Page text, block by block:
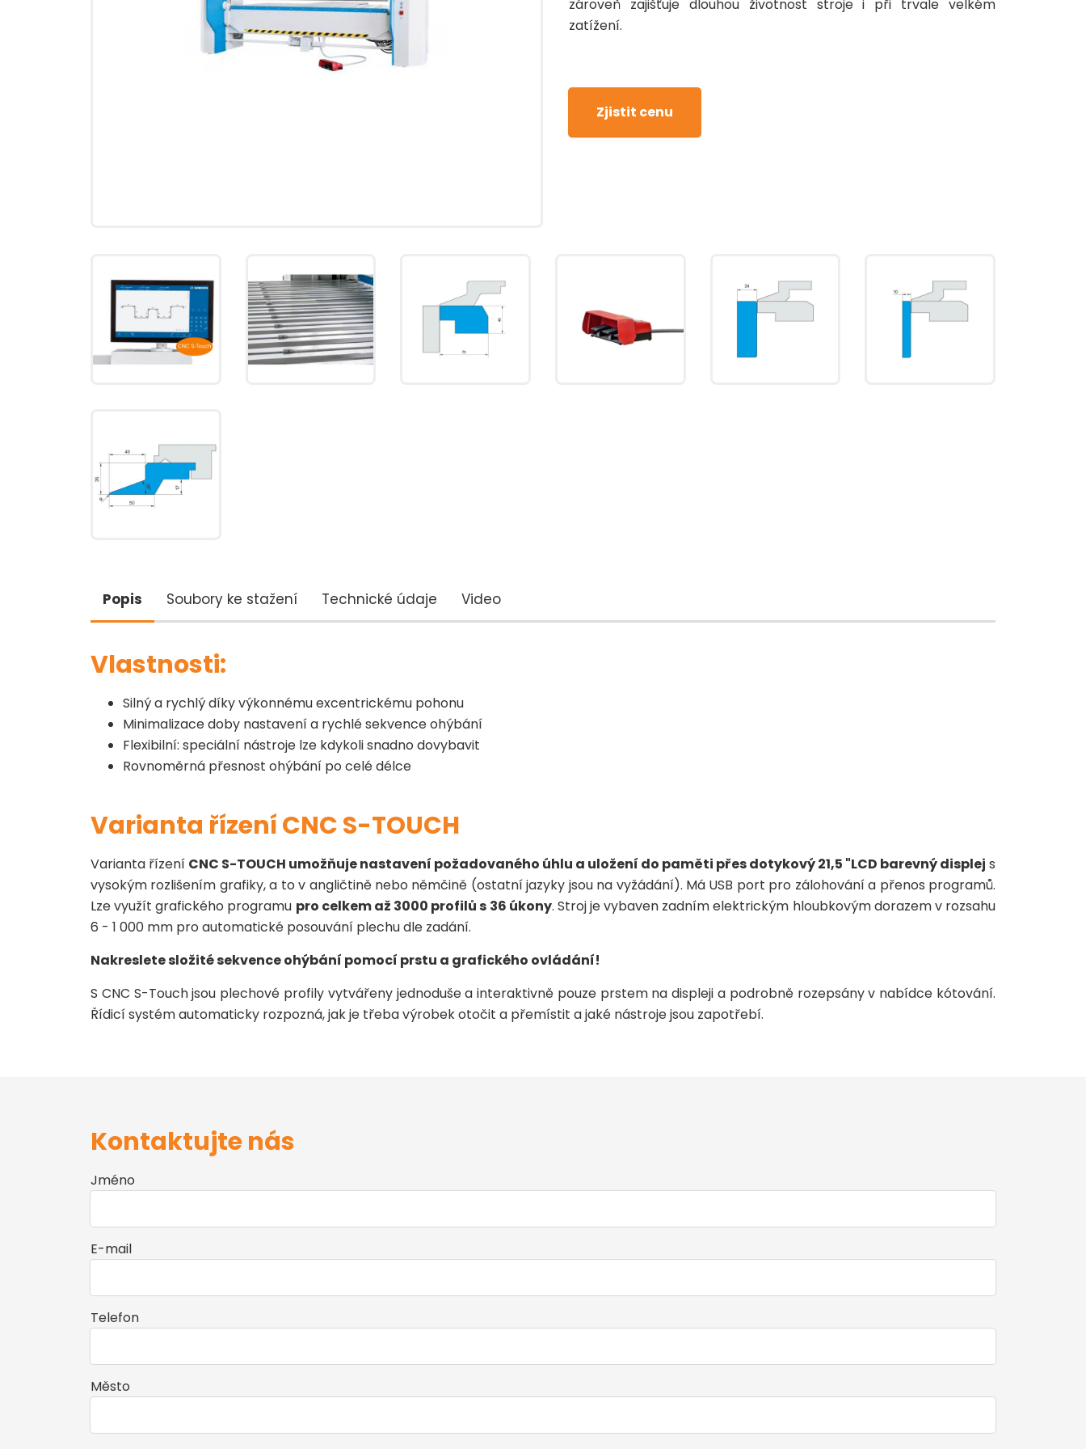
zároveň zajišťuje dlouhou životnost stroje i při trvale velkém
zatížení.
Zjistit cenu
Popis Soubory ke stažení Technické údaje Video
Vlastnosti:
Silný a rychlý díky výkonnému excentrickému pohonu
Minimalizace doby nastavení a rychlé sekvence ohýbání
Flexibilní: speciální nástroje lze kdykoli snadno dovybavit
Rovnoměrná přesnost ohýbání po celé délce
Varianta řízení CNC S-TOUCH
Varianta řízení CNC S-TOUCH umožňuje nastavení požadovaného úhlu a uložení do paměti přes dotykový 21,5 "LCD barevný displej s
vysokým rozlišením grafiky, a to v angličtině nebo němčině (ostatní jazyky jsou na vyžádání). Má USB port pro zálohování a přenos programů.
Lze využít grafického programu pro celkem až 3000 profilů s 36 úkony. Stroj je vybaven zadním elektrickým hloubkovým dorazem v rozsahu
6 - 1 000 mm pro automatické posouvání plechu dle zadání.
Nakreslete složité sekvence ohýbání pomocí prstu a grafického ovládání!
S CNC S-Touch jsou plechové profily vytvářeny jednoduše a interaktivně pouze prstem na displeji a podrobně rozepsány v nabídce kótování.
Řídicí systém automaticky rozpozná, jak je třeba výrobek otočit a přemístit a jaké nástroje jsou zapotřebí.
Kontaktujte nás
Jméno
E-mail
Telefon
Město